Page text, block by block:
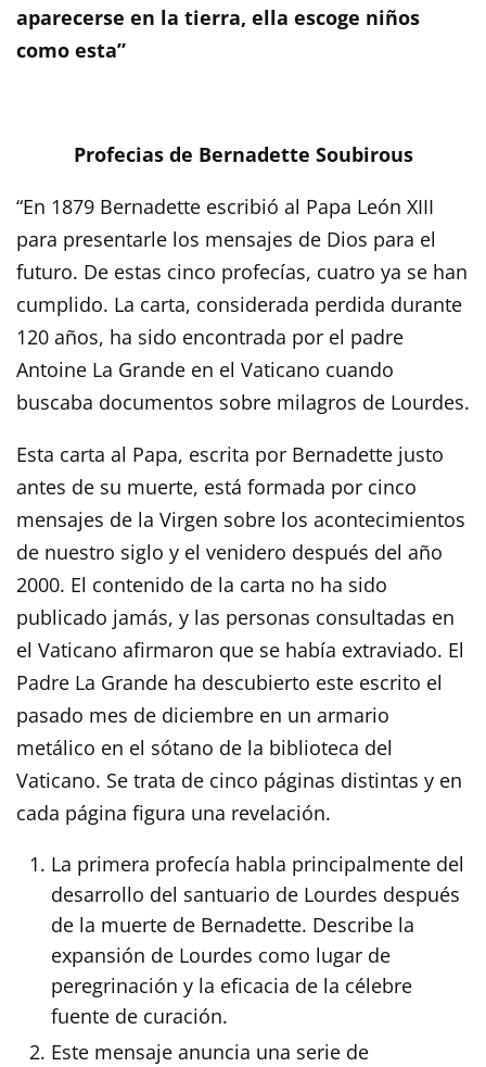
aparecerse en la tierra, ella escoge niños
como esta”
Profecias de Bernadette Soubirous
“En 1879 Bernadette escribió al Papa León XIII
para presentarle los mensajes de Dios para el
futuro. De estas cinco profecías, cuatro ya se han
cumplido. La carta, considerada perdida durante
120 años, ha sido encontrada por el padre
Antoine La Grande en el Vaticano cuando
buscaba documentos sobre milagros de Lourdes.
Esta carta al Papa, escrita por Bernadette justo
antes de su muerte, está formada por cinco
mensajes de la Virgen sobre los acontecimientos
de nuestro siglo y el venidero después del año
2000. El contenido de la carta no ha sido
publicado jamás, y las personas consultadas en
el Vaticano afirmaron que se había extraviado. El
Padre La Grande ha descubierto este escrito el
pasado mes de diciembre en un armario
metálico en el sótano de la biblioteca del
Vaticano. Se trata de cinco páginas distintas y en
cada página figura una revelación.
La primera profecía habla principalmente del
desarrollo del santuario de Lourdes después
de la muerte de Bernadette. Describe la
expansión de Lourdes como lugar de
peregrinación y la eficacia de la célebre
fuente de curación.
Este mensaje anuncia una serie de